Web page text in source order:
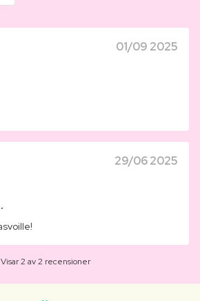
01/09 2025
29/06 2025
Visar 2 av 2 recensioner